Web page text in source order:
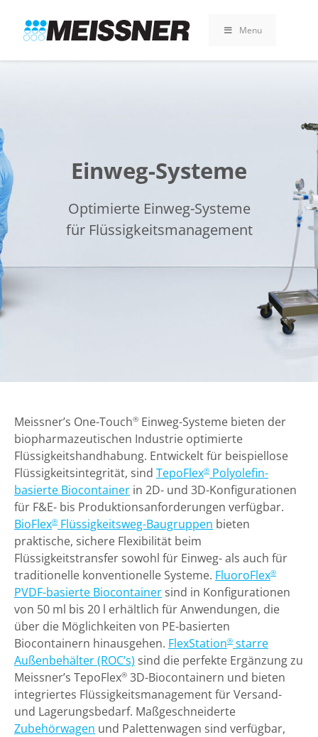
search
footer
Inhalt
springen
Menu
Einweg-Systeme
Optimierte Einweg-Systeme
für Flüssigkeitsmanagement
Meissner’s One-Touch® Einweg-Systeme bieten der
biopharmazeutischen Industrie optimierte
Flüssigkeitshandhabung. Entwickelt für beispiellose
Flüssigkeitsintegrität, sind TepoFlex® Polyolefin-
basierte Biocontainer in 2D- und 3D-Konfigurationen
für F&E- bis Produktionsanforderungen verfügbar.
BioFlex® Flüssigkeitsweg-Baugruppen bieten
praktische, sichere Flexibilität beim
Flüssigkeitstransfer sowohl für Einweg- als auch für
traditionelle konventionelle Systeme. FluoroFlex®
PVDF-basierte Biocontainer sind in Konfigurationen
von 50 ml bis 20 l erhältlich für Anwendungen, die
über die Möglichkeiten von PE-basierten
Biocontainern hinausgehen. FlexStation® starre
Außenbehälter (ROC’s) sind die perfekte Ergänzung zu
Meissner’s TepoFlex® 3D-Biocontainern und bieten
integriertes Flüssigkeitsmanagement für Versand-
und Lagerungsbedarf. Maßgeschneiderte
Zubehörwagen und Palettenwagen sind verfügbar,